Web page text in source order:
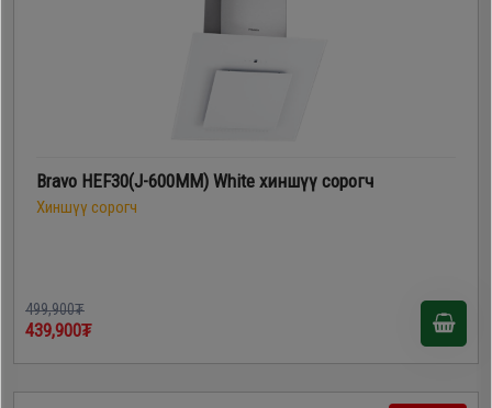
Bravo HEF30(J-600MM) White хиншүү сорогч
Хиншүү сорогч
499,900₮
439,900₮